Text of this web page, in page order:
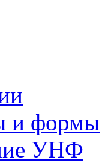
и формы
УНФ